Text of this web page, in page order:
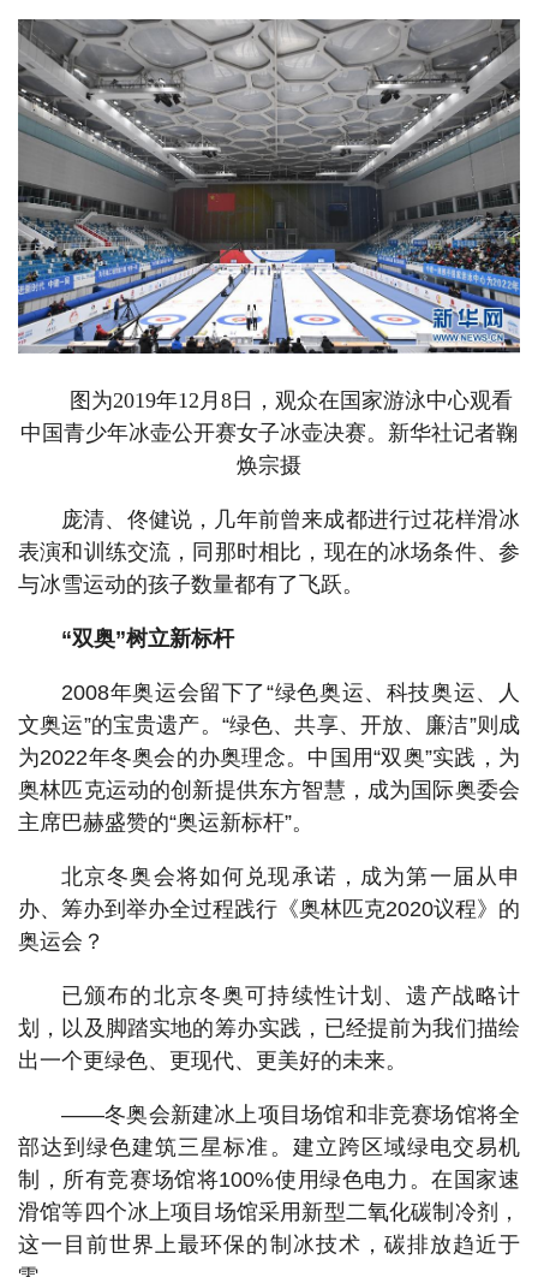
图为2019年12月8日，观众在国家游泳中心观看
中国青少年冰壶公开赛女子冰壶决赛。新华社记者鞠
焕宗摄
庞清、佟健说，几年前曾来成都进行过花样滑冰
表演和训练交流，同那时相比，现在的冰场条件、参
与冰雪运动的孩子数量都有了飞跃。
“双奥”树立新标杆
2008年奥运会留下了“绿色奥运、科技奥运、人
文奥运”的宝贵遗产。“绿色、共享、开放、廉洁”则成
为2022年冬奥会的办奥理念。中国用“双奥”实践，为
奥林匹克运动的创新提供东方智慧，成为国际奥委会
主席巴赫盛赞的“奥运新标杆”。
北京冬奥会将如何兑现承诺，成为第一届从申
办、筹办到举办全过程践行《奥林匹克2020议程》的
奥运会？
已颁布的北京冬奥可持续性计划、遗产战略计
划，以及脚踏实地的筹办实践，已经提前为我们描绘
出一个更绿色、更现代、更美好的未来。
——冬奥会新建冰上项目场馆和非竞赛场馆将全
部达到绿色建筑三星标准。建立跨区域绿电交易机
制，所有竞赛场馆将100%使用绿色电力。在国家速
滑馆等四个冰上项目场馆采用新型二氧化碳制冷剂，
这一目前世界上最环保的制冰技术，碳排放趋近于